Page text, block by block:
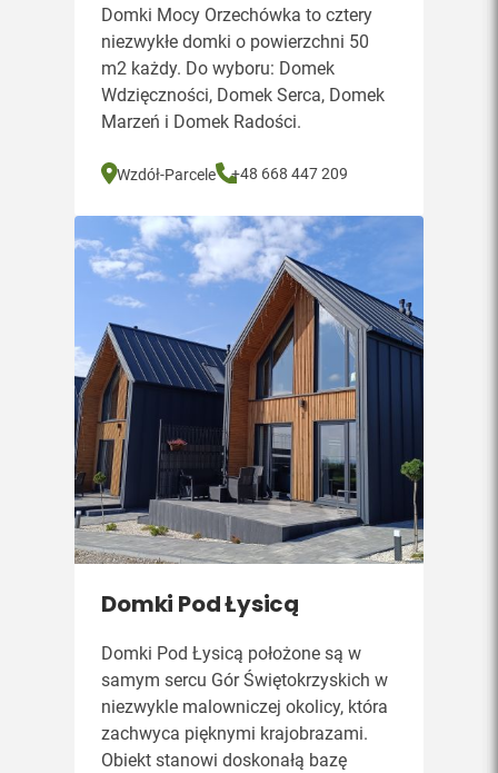
Domki Mocy Orzechówka to cztery
niezwykłe domki o powierzchni 50
m2 każdy. Do wyboru: Domek
Wdzięczności, Domek Serca, Domek
Marzeń i Domek Radości.
Wzdół-Parcele +48 668 447 209
Domki Pod Łysicą
Domki Pod Łysicą położone są w
samym sercu Gór Świętokrzyskich w
niezwykle malowniczej okolicy, która
zachwyca pięknymi krajobrazami.
Obiekt stanowi doskonałą bazę